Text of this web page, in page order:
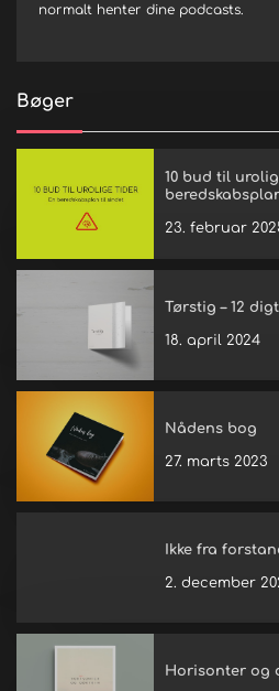
normalt henter dine podcasts.
Bøger
10 bud til
23. februar
Tørstig – 12
18. april 2024
Nådens bog
27. marts 2023
Ikke fra
2. december
Horisonter og